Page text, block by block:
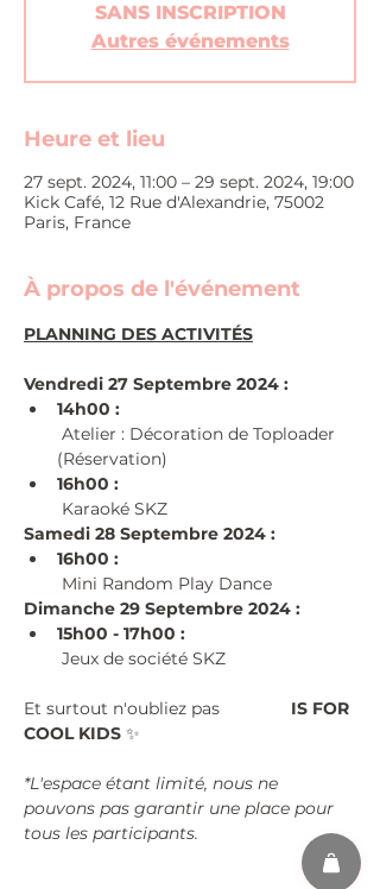
SANS INSCRIPTION
Autres événements
Heure et lieu
27 sept. 2024, 11:00 – 29 sept. 2024, 19:00
Kick Café, 12 Rue d'Alexandrie, 75002
Paris, France
À propos de l'événement
PLANNING DES ACTIVITÉS
Vendredi 27 Septembre 2024 :
14h00 :
(Réservation)
16h00 :
Karaoké SKZ
Samedi 28 Septembre 2024 :
16h00 :
Mini Random Play Dance
Dimanche 29 Septembre 2024 :
15h00 - 17h00 :
Jeux de société SKZ
Et surtout n'oubliez pas
IS FOR
COOL KIDS ✨
*L'espace étant limité, nous ne
pouvons pas garantir une place pour
tous les participants.